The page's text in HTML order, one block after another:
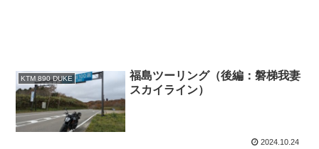
KTM 890 DUKE
福島ツーリング（後編：磐梯我妻
スカイライン）
2024.10.24